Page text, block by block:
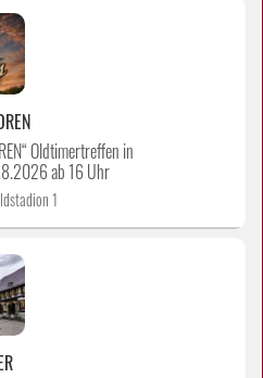
Oldtimertreffen in
ab 16 Uhr
1